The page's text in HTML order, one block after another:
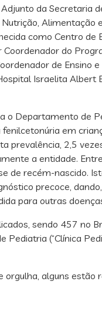
da Secretaria
Alimentação
como Centro de
do
de Ensino
Israelita
o Departamento de
em
prevalência, 2,5
a entidade.
de recém-nascido.
precoce,
para outras
sendo 457 no
Pediatria (“Clínica
alguns estão